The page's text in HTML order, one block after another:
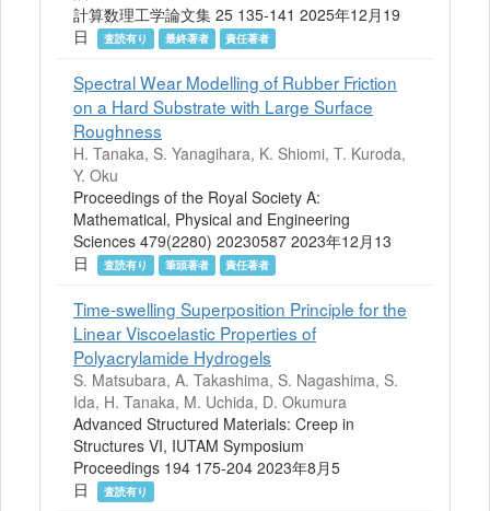
計算数理工学論文集 25 135-141 2025年12月19
日
査読有り 最終著者 責任著者
Spectral Wear Modelling of Rubber Friction
on a Hard Substrate with Large Surface
Roughness
H. Tanaka, S. Yanagihara, K. Shiomi, T. Kuroda,
Y. Oku
Proceedings of the Royal Society A:
Mathematical, Physical and Engineering
Sciences 479(2280) 20230587 2023年12月13
日
査読有り 筆頭著者 責任著者
Time-swelling Superposition Principle for the
Linear Viscoelastic Properties of
Polyacrylamide Hydrogels
S. Matsubara, A. Takashima, S. Nagashima, S.
Ida, H. Tanaka, M. Uchida, D. Okumura
Advanced Structured Materials: Creep in
Structures VI, IUTAM Symposium
Proceedings 194 175-204 2023年8月5
日
査読有り